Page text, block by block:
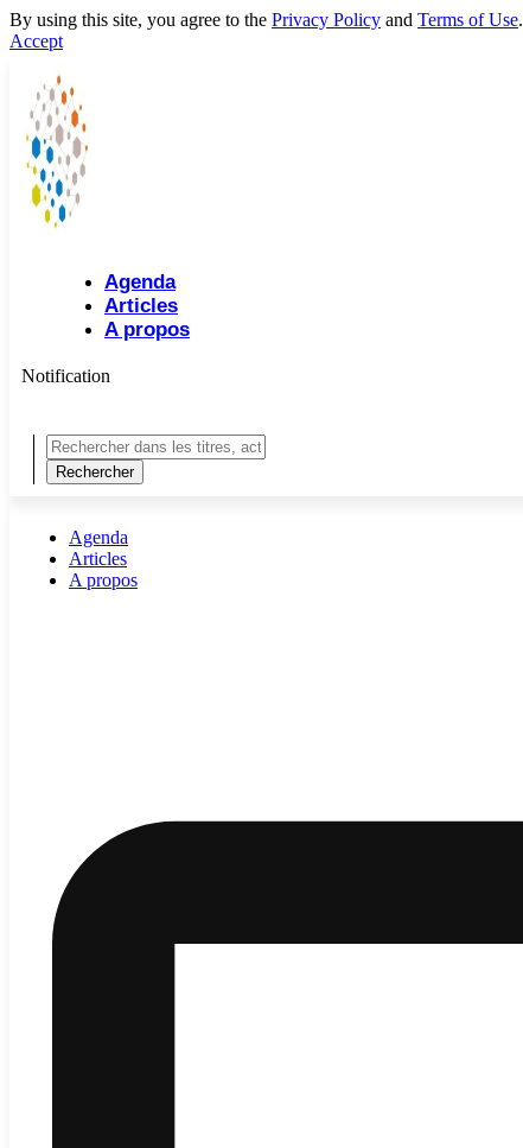
By using this site, you agree to the Privacy Policy and Terms of Use.
Accept
Agenda
Articles
A propos
Notification
Agenda
Articles
A propos